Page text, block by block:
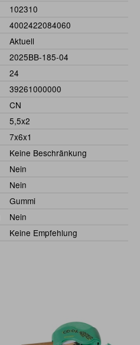
102310
4002422084060
Aktuell
2025BB-185-04
24
39261000000
CN
5,5x2
7x6x1
Keine Beschränkung
Nein
Nein
Gummi
Nein
Keine Empfehlung